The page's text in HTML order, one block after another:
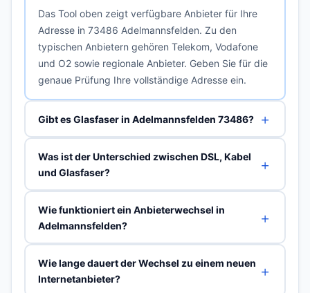
Das Tool oben zeigt verfügbare Anbieter für Ihre
Adresse in 73486 Adelmannsfelden. Zu den
typischen Anbietern gehören Telekom, Vodafone
und O2 sowie regionale Anbieter. Geben Sie für die
genaue Prüfung Ihre vollständige Adresse ein.
Gibt es Glasfaser in Adelmannsfelden 73486?
Was ist der Unterschied zwischen DSL, Kabel
und Glasfaser?
Wie funktioniert ein Anbieterwechsel in
Adelmannsfelden?
Wie lange dauert der Wechsel zu einem neuen
Internetanbieter?